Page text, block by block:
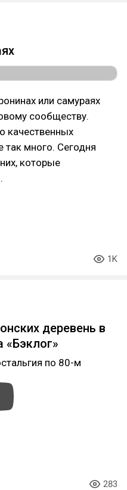
или самураях
сообществу.
качественных
так много. Сегодня
которые
1K
деревень в
«Бэклог»
по 80-м
283